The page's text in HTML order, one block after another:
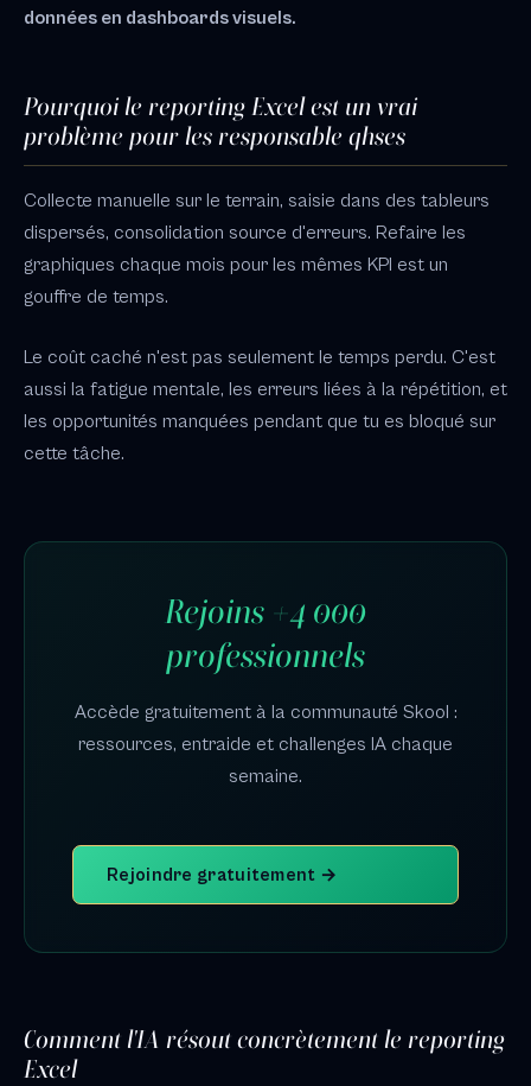
données en dashboards visuels.
Pourquoi le reporting Excel est un vrai
problème pour les responsable qhses
Collecte manuelle sur le terrain, saisie dans des tableurs
dispersés, consolidation source d'erreurs. Refaire les
graphiques chaque mois pour les mêmes KPI est un
gouffre de temps.
Le coût caché n'est pas seulement le temps perdu. C'est
aussi la fatigue mentale, les erreurs liées à la répétition, et
les opportunités manquées pendant que tu es bloqué sur
cette tâche.
Rejoins +4 000
professionnels
Accède gratuitement à la communauté Skool :
ressources, entraide et challenges IA chaque
semaine.
Rejoindre gratuitement →
Comment l'IA résout concrètement le reporting
Excel